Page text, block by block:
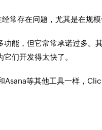
常存在问题，尤其是在规模
功能，但它常常承诺过多。
们开发得太快了。
Asana等其他工具一样，